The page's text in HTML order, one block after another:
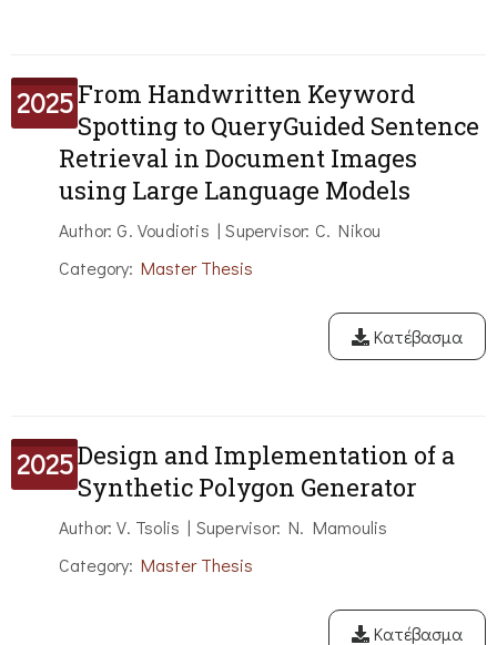
2025From Handwritten Keyword
Spotting to QueryGuided Sentence
Retrieval in Document Images
using Large Language Models
Author: G. Voudiotis | Supervisor: C. Nikou
Category: Master Thesis
Κατέβασμα
2025Design and Implementation of a
Synthetic Polygon Generator
Author: V. Tsolis | Supervisor: N. Mamoulis
Category: Master Thesis
Κατέβασμα